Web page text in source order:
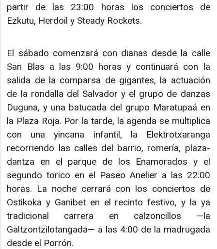
partir de las 23:00 horas los conciertos de
Ezkutu, Herdoil y Steady Rockets.
El sábado comenzará con dianas desde la calle
San Blas a las 9:00 horas y continuará con la
salida de la comparsa de gigantes, la actuación
de la rondalla del Salvador y el grupo de danzas
Duguna, y una batucada del grupo Maratupaá en
la Plaza Roja. Por la tarde, la agenda se multiplica
con una yincana infantil, la Elektrotxaranga
recorriendo las calles del barrio, romería, plaza-
dantza en el parque de los Enamorados y el
segundo torico en el Paseo Anelier a las 22:00
horas. La noche cerrará con los conciertos de
Ostikoka y Ganibet en el recinto festivo, y la ya
tradicional carrera en calzoncillos —la
Galtzontzilotangada— a las 4:00 de la madrugada
desde el Porrón.